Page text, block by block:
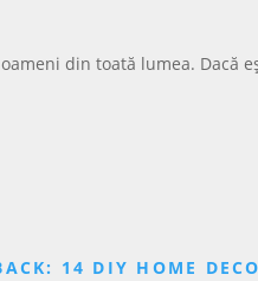
din toată lumea. Dacă
14 DIY HOME